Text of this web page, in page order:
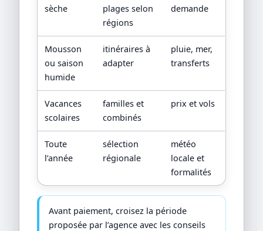
sèche
plages selon
régions
demande
Mousson
ou saison
humide
itinéraires à
adapter
pluie, mer,
transferts
Vacances
scolaires
familles et
combinés
prix et vols
Toute
l’année
sélection
régionale
météo
locale et
formalités
Avant paiement, croisez la période
proposée par l’agence avec les conseils